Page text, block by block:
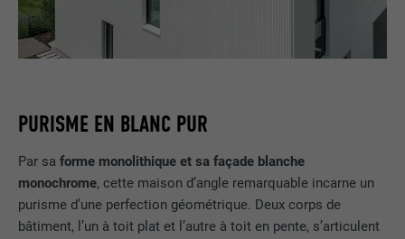
PURISME EN BLANC PUR
Par saforme monolithique et sa façade blanche
monochrome, cette maison d’angle remarquable incarne un
purisme d’une perfection géométrique. Deux corps de
bâtiment, l’un à toit plat et l’autre à toit en pente, s’articulent